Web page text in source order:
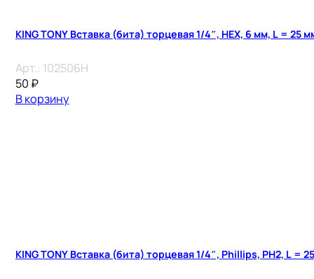
KING TONY Вставка (бита) торцевая 1/4″, HEX, 6 мм, L = 25
Арт.: 102506H
50 ₽
В корзину
KING TONY Вставка (бита) торцевая 1/4″, Phillips, PH2, L =